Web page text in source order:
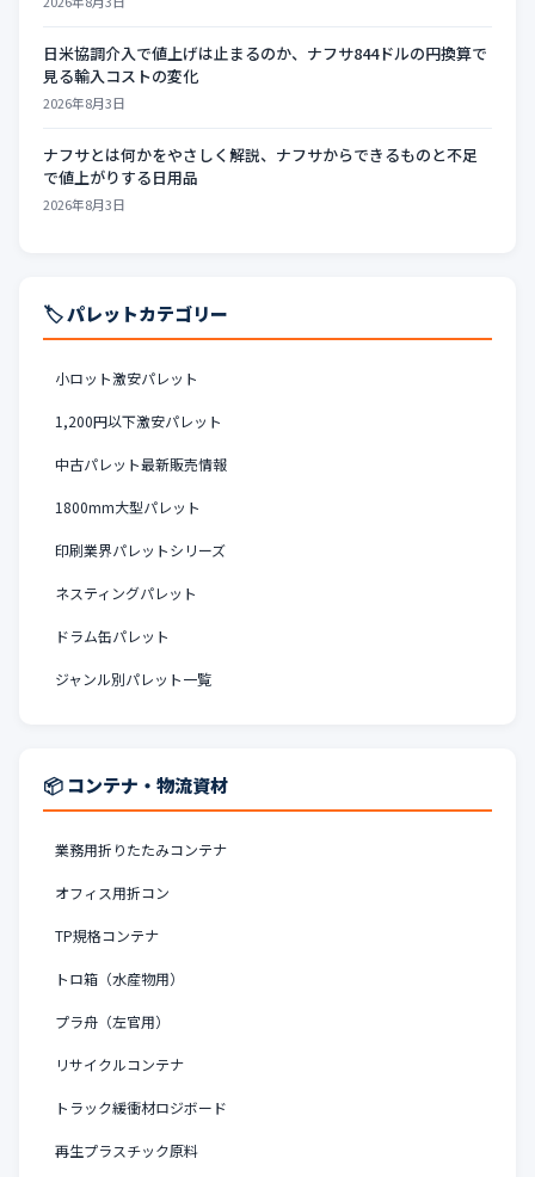
日米協調介入で値上げは止まるのか、ナフサ844ドルの円換算で
見る輸入コストの変化
2026年8月3日
ナフサとは何かをやさしく解説、ナフサからできるものと不足
で値上がりする日用品
2026年8月3日
🏷️ パレットカテゴリー
小ロット激安パレット
1,200円以下激安パレット
中古パレット最新販売情報
1800mm大型パレット
印刷業界パレットシリーズ
ネスティングパレット
ドラム缶パレット
ジャンル別パレット一覧
📦 コンテナ・物流資材
業務用折りたたみコンテナ
オフィス用折コン
TP規格コンテナ
トロ箱（水産物用）
プラ舟（左官用）
リサイクルコンテナ
トラック緩衝材ロジボード
再生プラスチック原料